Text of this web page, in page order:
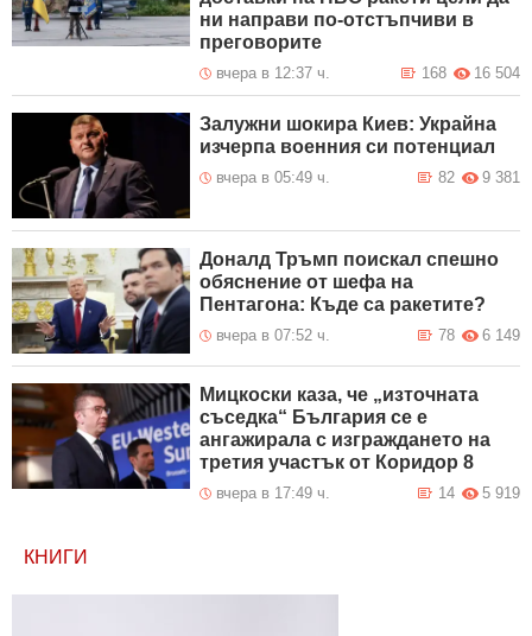
ни направи по-отстъпчиви в
преговорите
вчера в 12:37 ч. 16 504
168
Залужни шокира Киев: Украйна
изчерпа военния си потенциал
вчера в 05:49 ч. 9 381
82
Доналд Тръмп поискал спешно
обяснение от шефа на
Пентагона: Къде са ракетите?
вчера в 07:52 ч. 6 149
78
Мицкоски каза, че „източната
съседка“ България се е
ангажирала с изграждането на
третия участък от Коридор 8
вчера в 17:49 ч. 5 919
14
КНИГИ